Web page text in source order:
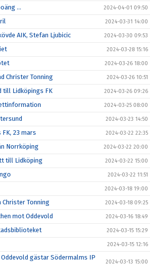
... 2024-04-01 09:50
2024-03-31 14:00
AIK, Stefan Ljubicic 2024-03-30 09:53
2024-03-28 15:16
2024-03-26 18:00
Christer Tonning 2024-03-26 10:51
till Lidköpings FK 2024-03-26 09:26
2024-03-25 08:00
2024-03-23 14:50
23 mars 2024-03-22 22:35
Norrköping 2024-03-22 20:00
till Lidköping 2024-03-22 15:00
2024-03-22 11:51
2024-03-18 19:00
Christer Tonning 2024-03-18 09:25
mot Oddevold 2024-03-16 18:49
2024-03-15 15:29
2024-03-15 12:16
gästar Södermalms IP
2024-03-13 15:00